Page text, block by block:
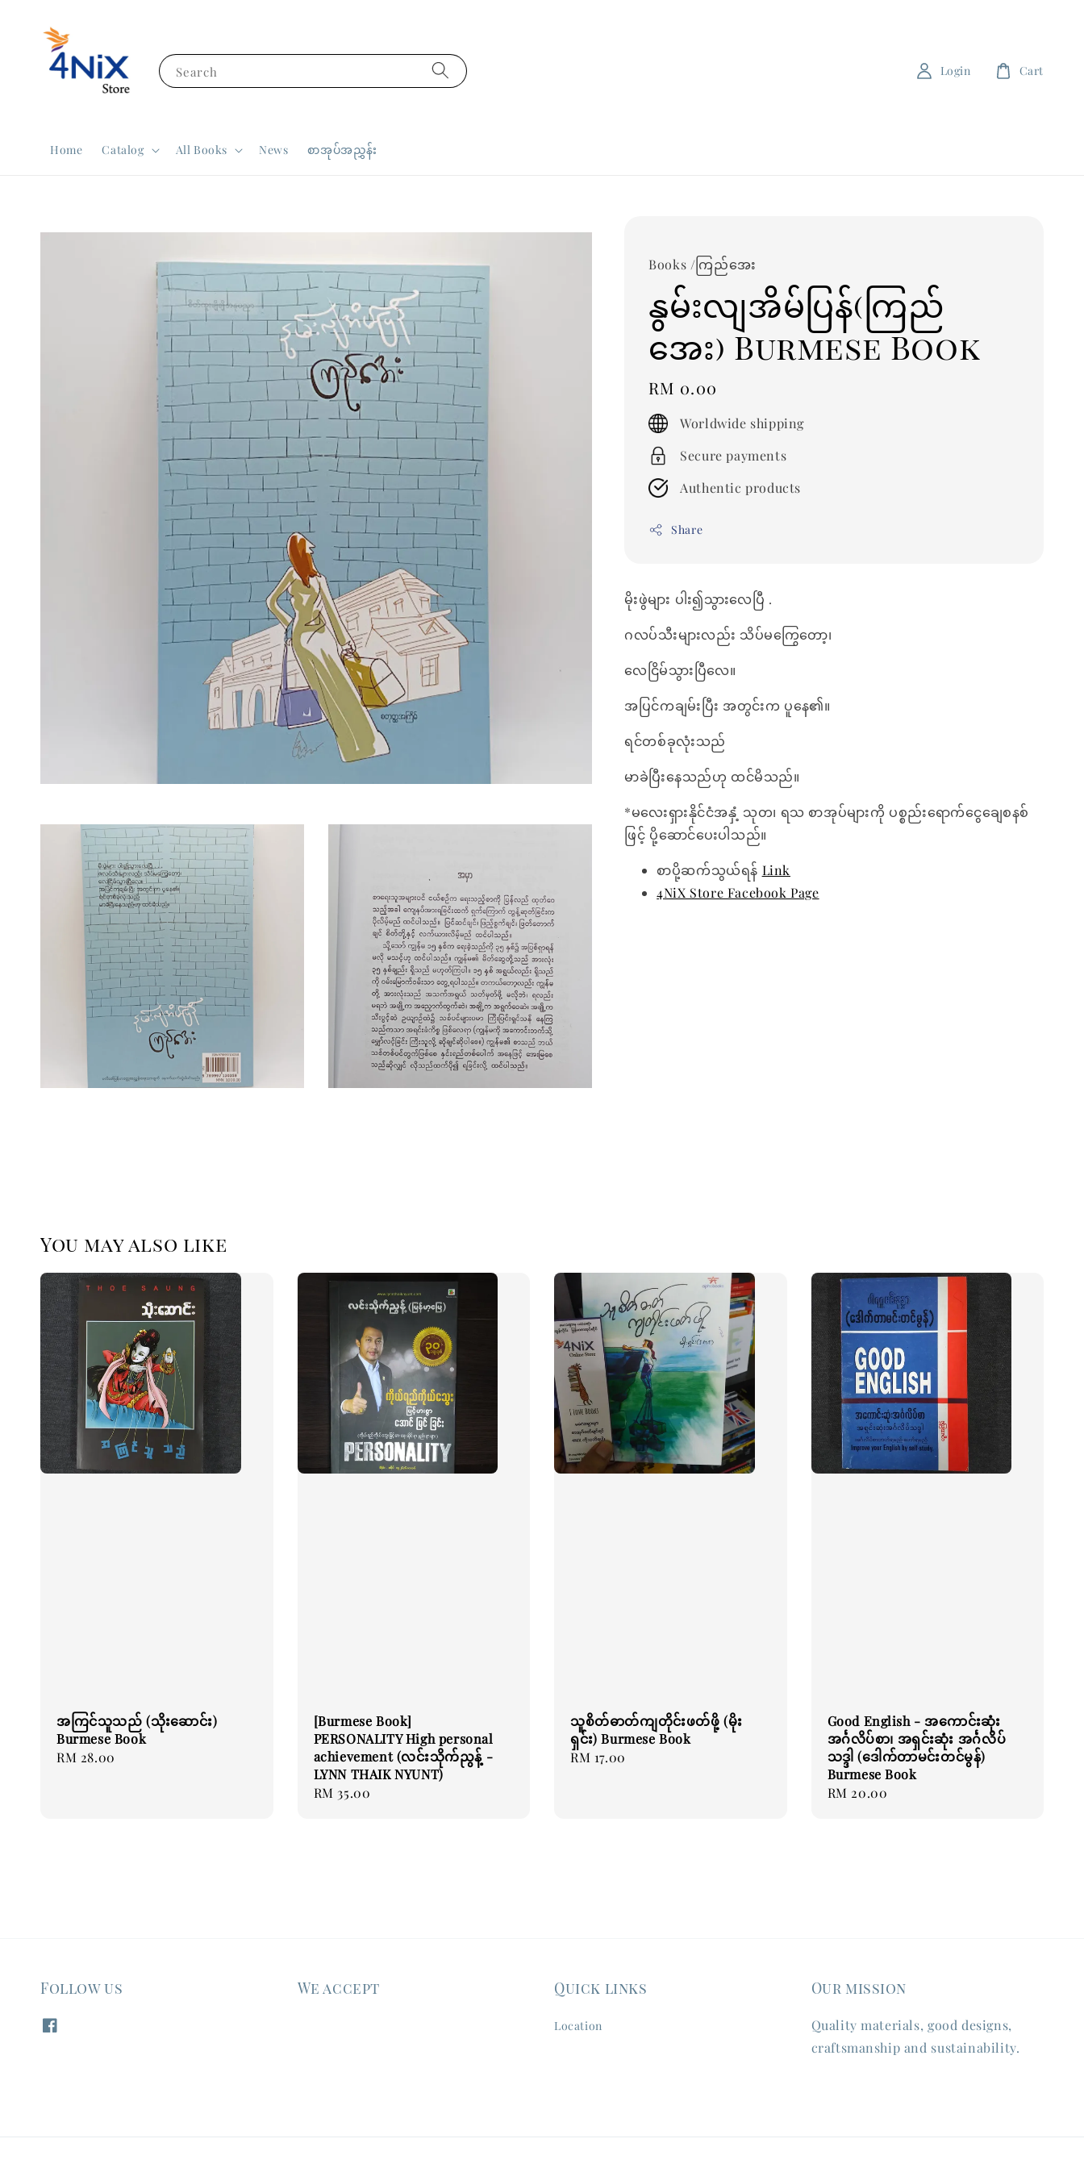
Search
Home Catalog All Books News စာအုပ်အညွှန်း
Login Cart
Books /ကြည်အေး
နွမ်းလျအိမ်ပြန်(ကြည်
အေး) Burmese Book
Regular
price
RM 0.00
Worldwide shipping
Secure payments
Authentic products
Share
မိုးဖွဲများ ပါး၍သွားလေပြီ .
ဂလပ်သီးများလည်း သိပ်မကြွေတော့၊
လေငြိမ်သွားပြီလေ။
အပြင်ကချမ်းပြီး အတွင်းက ပူနေ၏။
ရင်တစ်ခုလုံးသည်
မာခဲပြီးနေသည်ဟု ထင်မိသည်။
*မလေးရှားနိုင်ငံအနှံ့ သုတ၊ ရသ စာအုပ်များကို ပစ္စည်းရောက်ငွေချေစနစ်
ဖြင့် ပို့ဆောင်ပေးပါသည်။
စာပို့ဆက်သွယ်ရန် Link
4NiX Store Facebook Page
You may also like
အကြင်သူသည် (သိုးဆောင်း)
Burmese Book
Regular
RM 28.00
[Burmese Book]
PERSONALITY High personal
achievement (လင်းသိုက်ညွန့် -
LYNN THAIK NYUNT)
Regular
RM 35.00
သူစိတ်ဓာတ်ကျတိုင်းဖတ်ဖို့ (မိုး
ရှင်း) Burmese Book
Regular
RM 17.00
Good English - အကောင်းဆုံး
အင်္ဂလိပ်စာ၊ အရှင်းဆုံး အင်္ဂလိပ်
သဒ္ဒါ (ဒေါက်တာမင်းတင်မွန်)
Burmese Book
Regular
RM 20.00
Follow us We accept Quick links
Location
Our mission
Quality materials, good designs,
craftsmanship and sustainability.